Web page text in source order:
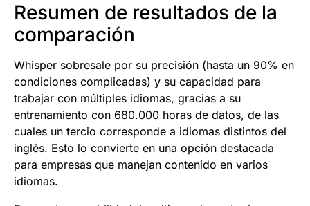
Resumen de resultados de la
comparación
Whisper sobresale por su precisión (hasta un 90% en
condiciones complicadas) y su capacidad para
trabajar con múltiples idiomas, gracias a su
entrenamiento con 680.000 horas de datos, de las
cuales un tercio corresponde a idiomas distintos del
inglés. Esto lo convierte en una opción destacada
para empresas que manejan contenido en varios
idiomas.